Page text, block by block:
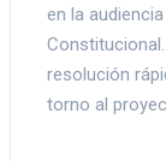
en la
resolución
torno al